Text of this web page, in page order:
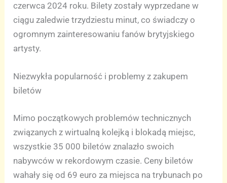
czerwca 2024 roku. Bilety zostały wyprzedane w
ciągu zaledwie trzydziestu minut, co świadczy o
ogromnym zainteresowaniu fanów brytyjskiego
artysty.
Niezwykła popularność i problemy z zakupem
biletów
Mimo początkowych problemów technicznych
związanych z wirtualną kolejką i blokadą miejsc,
wszystkie 35 000 biletów znalazło swoich
nabywców w rekordowym czasie. Ceny biletów
wahały się od 69 euro za miejsca na trybunach po